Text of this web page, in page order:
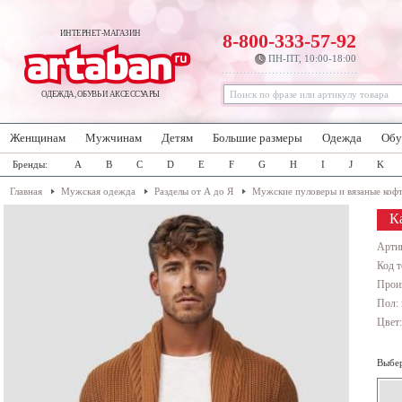
ИНТЕРНЕТ-МАГАЗИН
ОДЕЖДА, ОБУВЬ И АКСЕССУАРЫ
8-800-333-57-92
ПН-ПТ, 10:00-18:00
Женщинам Мужчинам Детям Большие размеры Одежда
Бренды: A B C D E F G H I J K
Главная Мужская одежда Разделы от А до Я Мужские пуловеры и вязаные
Код
Пол: